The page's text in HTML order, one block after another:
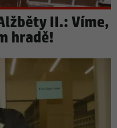
II.: Víme,
hradě!